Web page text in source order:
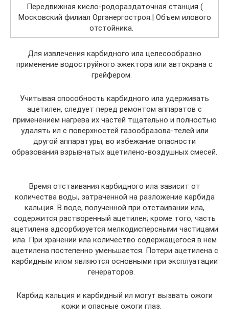
Передвижная кисло-родораздаточная станция (
Московский филиал Оргэнергостроя.| Объем илового
отстойника.
Для извлечения карбидного ила целесообразно
применение водоструйного эжектора или автокрана с
грейфером.
Учитывая способность карбидного ила удерживать
ацетилен, следует перед ремонтом аппаратов с
применением нагрева их частей тщательно и полностью
удалять ил с поверхностей газообразова-телей или
другой аппаратуры, во избежание опасности
образования взрывчатых ацетилено-воздушных смесей.
Время отстаивания карбидного ила зависит от
количества воды, затраченной на разложение карбида
кальция. В воде, полученной при отстаивании ила,
содержится растворенный ацетилен; кроме того, часть
ацетилена адсорбируется мелкодисперсными частицами
ила. При хранении ила количество содержащегося в нем
ацетилена постепенно уменьшается. Потери ацетилена с
карбидным илом являются основными при эксплуатации
генераторов.
Карбид кальция и карбидный ил могут вызвать ожоги
кожи и опасные ожоги глаз.